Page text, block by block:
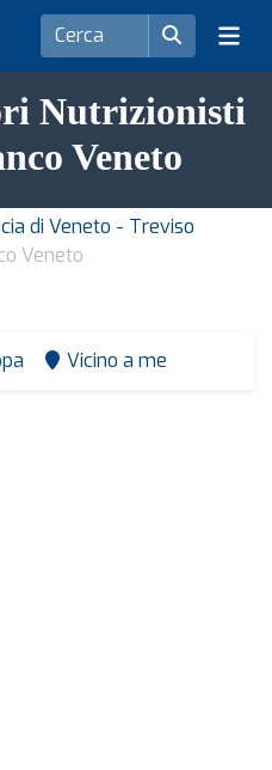
Nutrizionisti
Veneto
di Veneto - Treviso
Veneto
Vicino a me